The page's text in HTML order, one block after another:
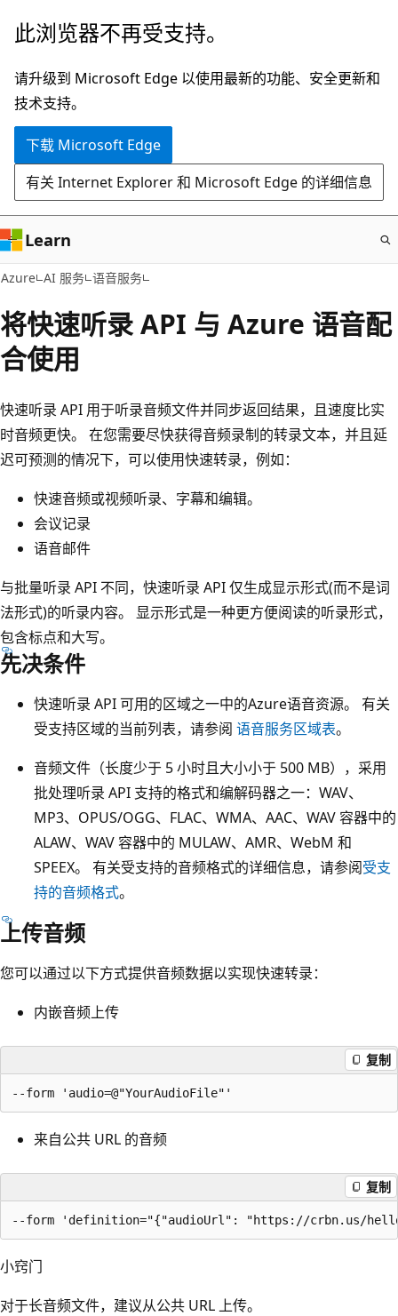
跳
主
要
内
此浏览器不再受支持。
请升级到 Microsoft Edge 以使用最新的功能、安全更新和
技术支持。
下载 Microsoft Edge
有关 Internet Explorer 和 Microsoft Edge 的详细信息
Learn
Azure AI 服务 语音服务
将快速听录 API 与 Azure 语音配
合使用
快速听录 API 用于听录音频文件并同步返回结果，且速度比实
时音频更快。 在您需要尽快获得音频录制的转录文本，并且延
迟可预测的情况下，可以使用快速转录，例如：
快速音频或视频听录、字幕和编辑。
会议记录
语音邮件
与批量听录 API 不同，快速听录 API 仅生成显示形式(而不是词
法形式)的听录内容。 显示形式是一种更方便阅读的听录形式，
包含标点和大写。
先决条件
快速听录 API 可用的区域之一中的Azure语音资源。 有关
受支持区域的当前列表，请参阅 语音服务区域表。
音频文件（长度少于 5 小时且大小小于 500 MB），采用
批处理听录 API 支持的格式和编解码器之一：WAV、
MP3、OPUS/OGG、FLAC、WMA、AAC、WAV 容器中的
ALAW、WAV 容器中的 MULAW、AMR、WebM 和
SPEEX。 有关受支持的音频格式的详细信息，请参阅受支
持的音频格式。
上传音频
您可以通过以下方式提供音频数据以实现快速转录：
内嵌音频上传
复制
来自公共 URL 的音频
复制
小窍门
对于长音频文件，建议从公共 URL 上传。